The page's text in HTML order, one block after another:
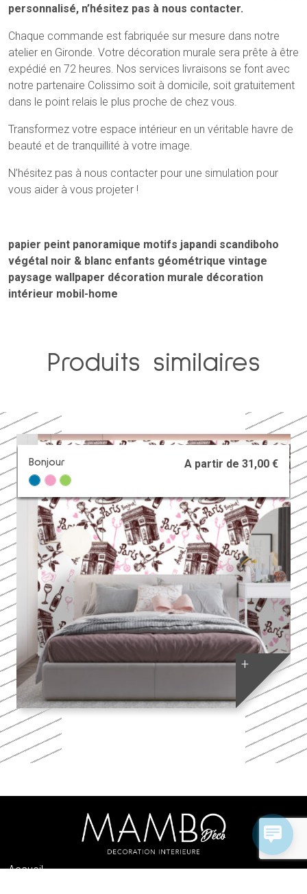
personnalisé, n’hésitez pas à nous contacter.
Chaque commande est fabriquée sur mesure dans notre
atelier en Gironde. Votre décoration murale sera prête à être
expédié en 72 heures. Nos services livraisons se font avec
notre partenaire Colissimo soit à domicile, soit gratuitement
dans le point relais le plus proche de chez vous.
Transformez votre espace intérieur en un véritable havre de
beauté et de tranquillité à votre image.
N’hésitez pas à nous contacter pour une simulation pour
vous aider à vous projeter !
papier peint panoramique motifs japandi scandiboho
végétal noir & blanc enfants géométrique vintage
paysage wallpaper décoration murale décoration
intérieur mobil-home
Produits similaires
Arc En Ciel A partir de31,00 €
+
Accueil